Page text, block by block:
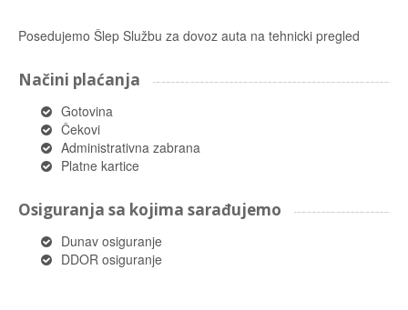
Posedujemo Šlep Službu za dovoz auta na tehnicki pregled
Načini plaćanja
Gotovina
Čekovi
Administrativna zabrana
Platne kartice
Osiguranja sa kojima sarađujemo
Dunav osiguranje
DDOR osiguranje